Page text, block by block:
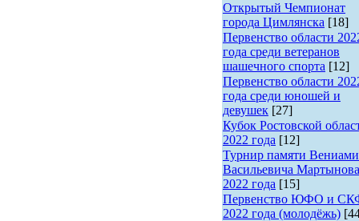
Открытый Чемпионат
города Цимлянска [18]
Первенство области
года среди ветеранов
шашечного спорта [12]
Первенство области
года среди юношей и
девушек [27]
Кубок Ростовской
2022 года [12]
Турнир памяти
Васильевича Мартынова
2022 года [15]
Первенство ЮФО и
2022 года (молодёжь)